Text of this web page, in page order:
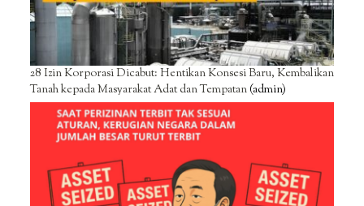
28 Izin Korporasi Dicabut: Hentikan Konsesi Baru, Kembalikan
Tanah kepada Masyarakat Adat dan Tempatan(admin)